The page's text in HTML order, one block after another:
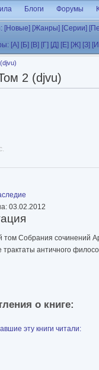
Блоги Форумы
[Новые] [Жанры] [Серии]
[А] [Б] [В] [Г] [Д] [Е] [Ж] [З]
2 (djvu)
03.02.2012
том Собрания сочинений
трактаты античного
о книге:
эту книги читали: